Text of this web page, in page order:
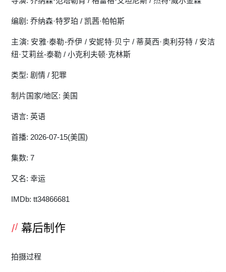
编剧: 乔纳森·特罗珀 / 凯茜·帕帕斯
主演: 安雅·泰勒-乔伊 / 安妮特·贝宁 / 蒂莫西·奥利芬特 / 安洁
纽·艾莉丝-泰勒 / 小克利夫顿·克林斯
类型: 剧情 / 犯罪
制片国家/地区: 美国
语言: 英语
首播: 2026-07-15(美国)
集数: 7
又名: 幸运
IMDb: tt34866681
幕后制作
拍摄过程